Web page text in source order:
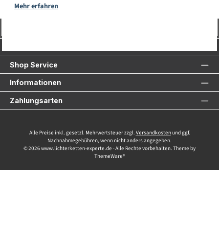
Mehr erfahren
Shop Service
Informationen
Zahlungsarten
Alle Preise inkl. gesetzl. Mehrwertsteuer zzgl. Versandkostenund ggf.
Nachnahmegebühren, wenn nicht anders angegeben.
© 2026 www.lichterketten-experte.de - Alle Rechte vorbehalten. Theme by
ThemeWare®